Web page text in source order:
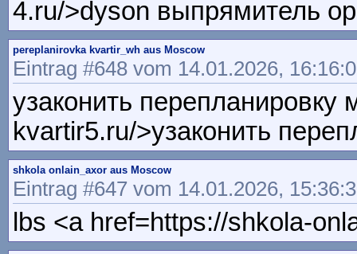
4.ru/>dyson выпрямитель
pereplanirovka kvartir_wh aus Moscow
Eintrag #648 vom 14.01.2026,
узаконить
kvartir5.ru/>узаконить
shkola onlain_axor aus Moscow
Eintrag #647 vom 14.01.2026,
lbs <a href=https://shkola-